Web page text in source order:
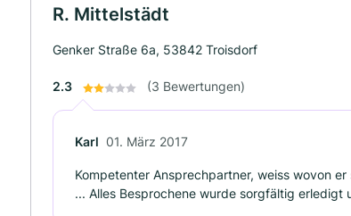
R. Mittelstädt
Genker Straße 6a, 53842 Troisdorf
2.3 (3 Bewertungen)
Karl 01. März 2017
Kompetenter Ansprechpartner, weiss wovon
... Alles Besprochene wurde sorgfältig